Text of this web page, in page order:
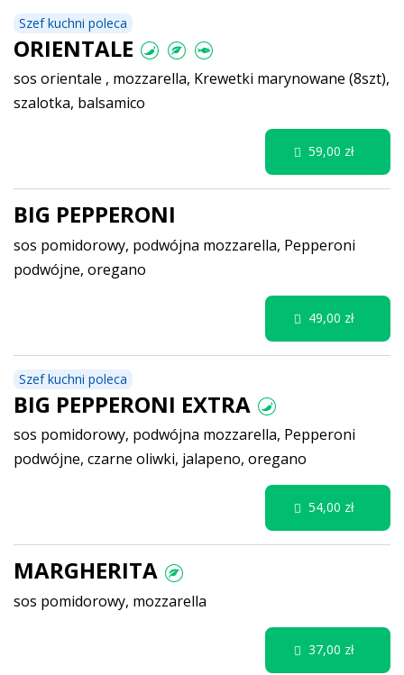
Szef kuchni poleca
ORIENTALE
sos orientale , mozzarella, Krewetki marynowane (8szt),
szalotka, balsamico
BIG PEPPERONI
sos pomidorowy, podwójna mozzarella, Pepperoni
podwójne, oregano
Szef kuchni poleca
BIG PEPPERONI EXTRA
sos pomidorowy, podwójna mozzarella, Pepperoni
podwójne, czarne oliwki, jalapeno, oregano
MARGHERITA
sos pomidorowy, mozzarella